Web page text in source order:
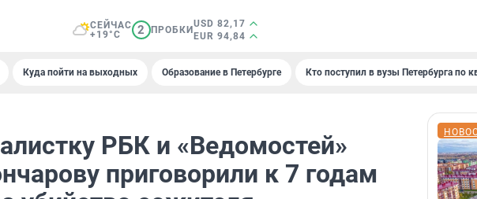
СЕЙЧАС
+19°C
2 ПРОБКИ
USD 82,17
EUR 94,84
Куда пойти на выходных Образование в Петербурге Кто поступил в вузы Петербурга по
РБК и «Ведомостей»
приговорили к 7 годам